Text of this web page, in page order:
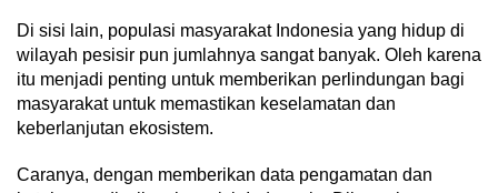
Di sisi lain, populasi masyarakat Indonesia yang hidup di
wilayah pesisir pun jumlahnya sangat banyak. Oleh karena
itu menjadi penting untuk memberikan perlindungan bagi
masyarakat untuk memastikan keselamatan dan
keberlanjutan ekosistem.
Caranya, dengan memberikan data pengamatan dan